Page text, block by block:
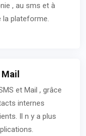
, au sms et à
la plateforme.
et Mail , grâce
internes
Il n y a plus